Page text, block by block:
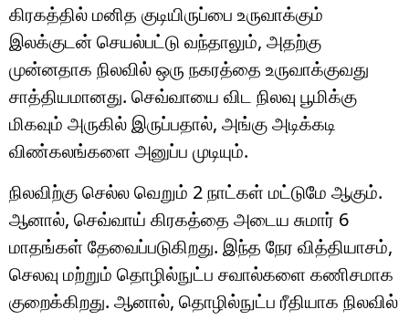
கிரகத்தில் மனித குடியிருப்பை உருவாக்கும்
இலக்குடன் செயல்பட்டு வந்தாலும், அதற்கு
முன்னதாக நிலவில் ஒரு நகரத்தை உருவாக்குவது
சாத்தியமானது. செவ்வாயை விட நிலவு பூமிக்கு
மிகவும் அருகில் இருப்பதால், அங்கு அடிக்கடி
விண்கலங்களை அனுப்ப முடியும்.
நிலவிற்கு செல்ல வெறும் 2 நாட்கள் மட்டுமே ஆகும்.
ஆனால், செவ்வாய் கிரகத்தை அடைய சுமார் 6
மாதங்கள் தேவைப்படுகிறது. இந்த நேர வித்தியாசம்,
செலவு மற்றும் தொழில்நுட்ப சவால்களை கணிசமாக
குறைக்கிறது. ஆனால், தொழில்நுட்ப ரீதியாக நிலவில்